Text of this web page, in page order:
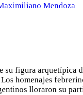
Mendoza
su figura arquetípica
homenajes
lloraron su